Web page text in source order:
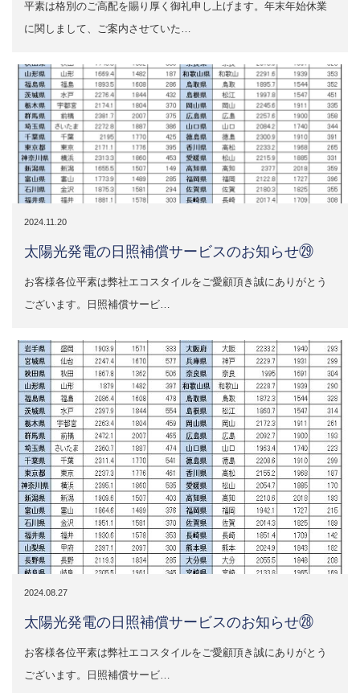
平素は格別のご高配を賜り厚く御礼申し上げます。年末年始休業
に関しまして、ご案内させていた…
2024.11.20
太陽光発電の日照補償サービスのお知らせ㉙
お客様各位平素は弊社エコスタイルをご愛顧頂き誠にありがとう
ございます。日照補償サービ…
2024.08.27
太陽光発電の日照補償サービスのお知らせ㉘
お客様各位平素は弊社エコスタイルをご愛顧頂き誠にありがとう
ございます。日照補償サービ…